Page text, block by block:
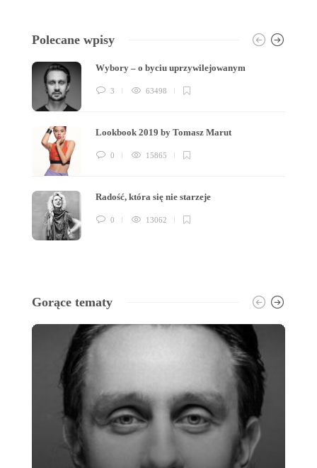
Polecane wpisy
Wybory – o byciu uprzywilejowanym
3 63498
Lookbook 2019 by Tomasz Marut
0 15865
Radość, która się nie starzeje
0 13062
Gorące tematy